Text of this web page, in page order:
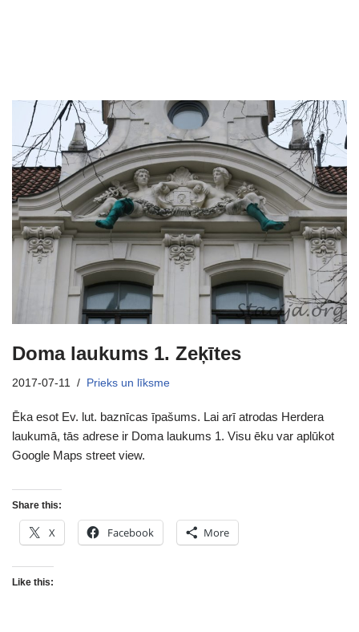
Doma laukums 1. Zeķītes
2017-07-11 Prieks un līksme
Ēka esot Ev. lut. baznīcas īpašums. Lai arī atrodas Herdera
laukumā, tās adrese ir Doma laukums 1. Visu ēku var aplūkot
Google Maps street view.
Share this:
X Facebook More
Like this: